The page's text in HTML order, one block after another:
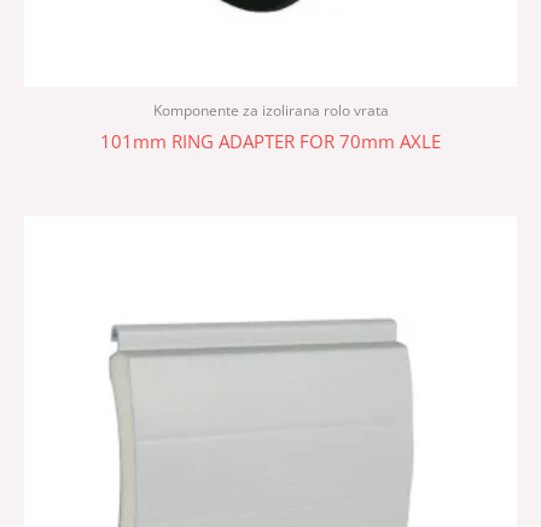
Komponente za izolirana rolo vrata
101mm RING ADAPTER FOR 70mm AXLE